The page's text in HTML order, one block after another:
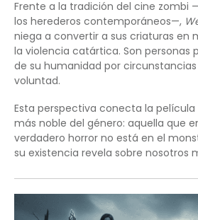
Frente a la tradición del cine zombi
los herederos contemporáneos—,
niega a convertir a sus criaturas en
la violencia catártica. Son personas
de su humanidad por circunstancias
voluntad.
Esta perspectiva conecta la
más noble del género: aquella que
verdadero horror no está en el
su existencia revela sobre nosotros